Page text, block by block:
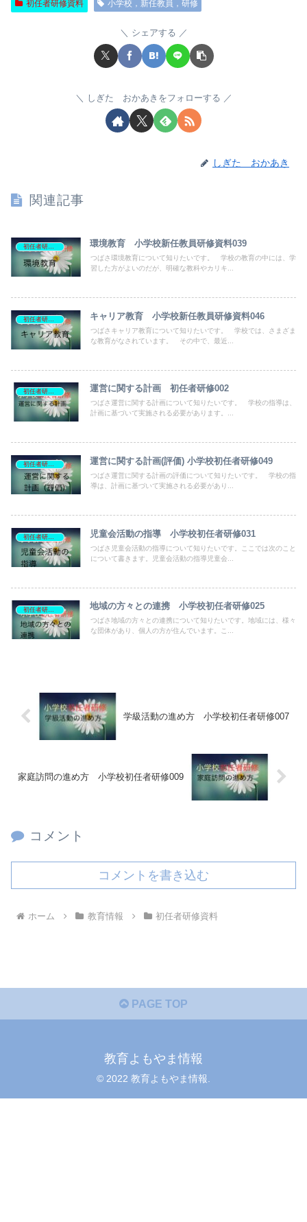
初任者研修資料 小学校，新任教員，研修
シェアする
しぎた おかあきをフォローする
しぎた おかあき
関連記事
初任者研修資料 環境教育 小学校新任教員研修資料039
つばさ環境教育について知りたいです。 学校の教育の中には、学
習した方がよいのだが、明確な教科やカリキ...
キャリア教育 小学校新任教員研修資料046
つばさキャリア教育について知りたいです。 学校では、さまざま
な教育がなされています。 その中で、最近...
初任者研修資料 運営に関する計画 初任者研修002
つばさ運営に関する計画について知りたいです。 学校の指導は、
計画に基づいて実施される必要があります。...
初任者研修資料 運営に関する計画(評価) 小学校初任者研修049
つばさ運営に関する計画の評価について知りたいです。 学校の指
導は、計画に基づいて実施される必要があり...
児童会活動の指導 小学校初任者研修031
つばさ児童会活動の指導について知りたいです。ここでは次のこと
について書きます。児童会活動の指導児童会...
地域の方々との連携 小学校初任者研修025
つばさ地域の方々との連携について知りたいです。地域には、様々
な団体があり、個人の方が住んでいます。こ...
学級活動の進め方 小学校初任者研修007
家庭訪問の進め方 小学校初任者研修009
コメント
コメントを書き込む
ホーム 教育情報 初任者研修資料
PAGE TOP
教育よもやま情報
© 2022 教育よもやま情報.